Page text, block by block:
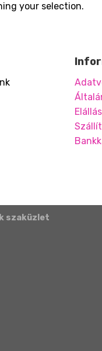
your selection.
szaküzlet